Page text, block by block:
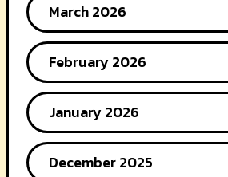
March 2026
February 2026
January 2026
December 2025